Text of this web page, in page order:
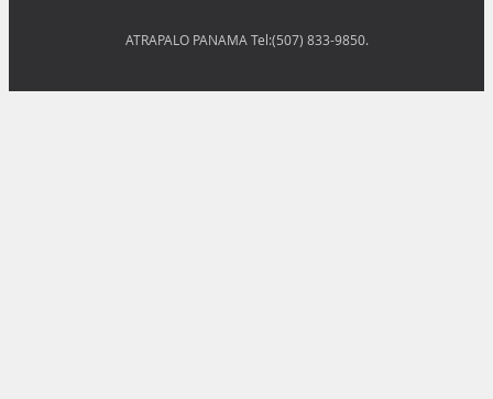
ATRAPALO PANAMA Tel:(507) 833-9850.